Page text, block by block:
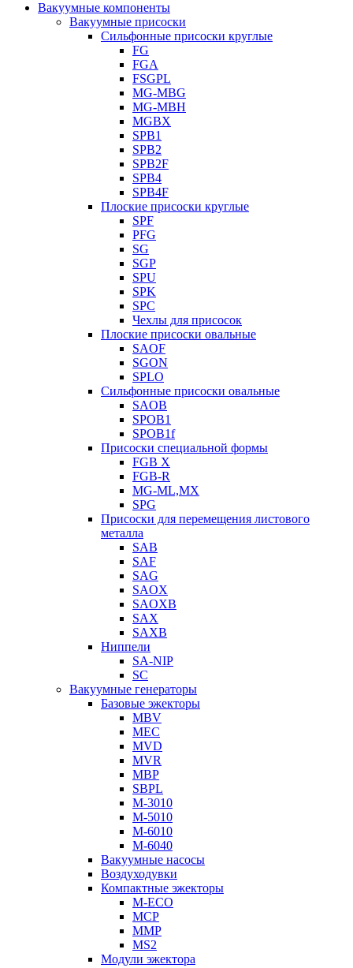
Вакуумные компоненты
Вакуумные присоски
Сильфонные присоски круглые
FG
FGA
FSGPL
MG-MBG
MG-MBH
MGBX
SPB1
SPB2
SPB2F
SPB4
SPB4F
Плоские присоски круглые
SPF
PFG
SG
SGP
SPU
SPK
SPC
Чехлы для присосок
Плоские присоски овальные
SAOF
SGON
SPLO
Сильфонные присоски овальные
SAOB
SPOB1
SPOB1f
Присоски специальной формы
FGB X
FGB-R
MG-ML,MX
SPG
Присоски для перемещения листового
металла
SAB
SAF
SAG
SAOX
SAOXB
SAX
SAXB
Ниппели
SA-NIP
SC
Вакуумные генераторы
Базовые эжекторы
MBV
MEC
MVD
MVR
MBP
SBPL
M-3010
M-5010
M-6010
M-6040
Вакуумные насосы
Воздуходувки
Компактные эжекторы
M-ECO
MCP
MMP
MS2
Модули эжектора